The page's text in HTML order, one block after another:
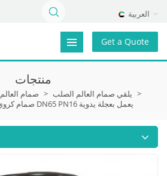
العربية
Get a Quote
منتجات
صمام العالم > يلقي صمام العالم الصلب >
صمام كروي من الفولاذ المصبوب DN65 PN16 يعمل بعجلة يدوية